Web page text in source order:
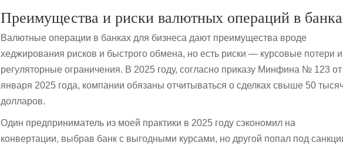
Преимущества и риски валютных операций в
Валютные операции в банках для бизнеса дают преимущества вроде
хеджирования рисков и быстрого обмена, но есть риски — курсовые потери и
регуляторные ограничения. В 2025 году, согласно приказу Минфина № 123 от
января 2025 года, компании обязаны отчитываться о сделках свыше 50
долларов.
Один предприниматель из моей практики в 2025 году сэкономил на
конвертации, выбрав банк с выгодными курсами, но другой попал под